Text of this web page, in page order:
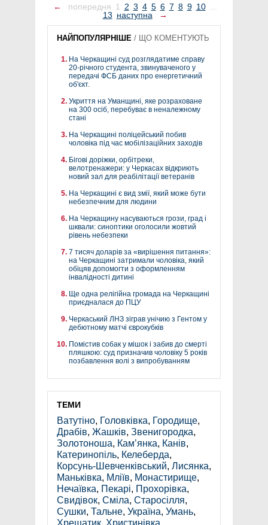
← попередня 1 2 3 4 5 6 7 8 9 10 ...
13 наступна →
НАЙПОПУЛЯРНІШЕ / ЩО КОМЕНТУЮТЬ
На Черкащині суд розглядатиме справу
20-річного студента, звинуваченого у
передачі ФСБ даних про енергетичний
об'єкт.
Укриття на Уманщині, яке розраховане
на 300 осіб, перебуває в неналежному
стані
На Черкащині поліцейський побив
чоловіка під час мобілізаційних заходів
Бігові доріжки, орбітреки,
велотренажери: у Черкасах відкриють
новий зал для реабілітації ветеранів
На Черкащині є вид змії, який може бути
небезпечним для людини
На Черкащину насуваються грози, град і
шквали: синоптики оголосили жовтий
рівень небезпеки
7 тисяч доларів за «вирішення питання»:
на Черкащині затримали чоловіка, який
обіцяв допомогти з оформленням
інвалідності дитині
Ще одна релігійна громада на Черкащині
приєдналася до ПЦУ
Черкаський ЛНЗ зіграв унічию з Гентом у
дебютному матчі єврокубків
Помістив собак у мішок і забив до смерті
пляшкою: суд призначив чоловіку 5 років
позбавлення волі з випробуванням
ТЕМИ
Ватутіно, Головківка, Городище,
Драбів, Жашків, Звенигородка,
Золотоноша, Кам’янка, Канів,
Катеринопіль, Келеберда,
Корсунь-Шевченківський, Лисянка,
Маньківка, Мліїв, Монастирище,
Нечаївка, Пекарі, Прохорівка,
Свидівок, Сміла, Старосілля,
Сушки, Тальне, Україна, Умань,